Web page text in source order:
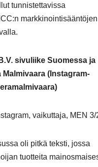
tunnistettavissa
markkinointisääntöjen
sivuliike Suomessa ja
Malmivaara (Instagram-
vaikuttaja, MEN
oli pitkä teksti, jossa
tuotteita